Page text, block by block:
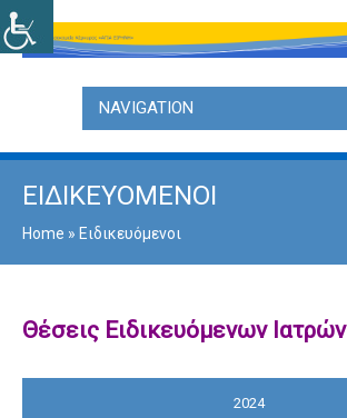
NAVIGATION
ΕΙΔΙΚΕΥΌΜΕΝΟΙ
Home » Ειδικευόμενοι
Θέσεις Ειδικευόμενων Ιατρών
2024